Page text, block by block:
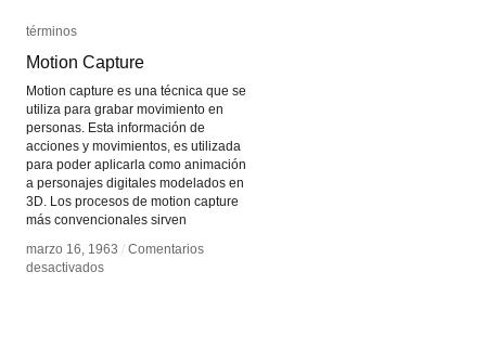
términos
Motion Capture
Motion capture es una técnica que se
utiliza para grabar movimiento en
personas. Esta información de
acciones y movimientos, es utilizada
para poder aplicarla como animación
a personajes digitales modelados en
3D. Los procesos de motion capture
más convencionales sirven
marzo 16, 1963 / Comentarios
desactivadosen
términos
Motion Capture
marzo 16, 1963 / Comentarios
desactivadosen